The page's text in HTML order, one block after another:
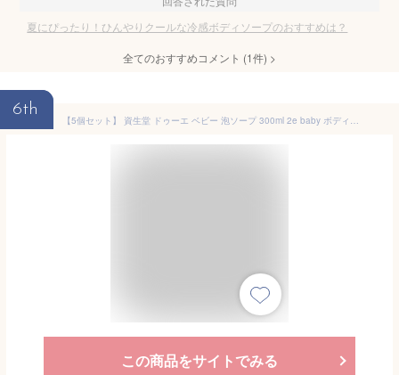
夏にぴったり！ひんやりクールな冷感ボディソープのおすすめは？
全てのおすすめコメント (1件) >
6th
【5個セット】 資生堂 ドゥーエ ベビー 泡ソープ 300ml 2e baby ボディソープ 新生児 赤ちゃん 無添加 低刺激 敏感肌 無香料 無着色 弱酸性
この商品をサイトでみる